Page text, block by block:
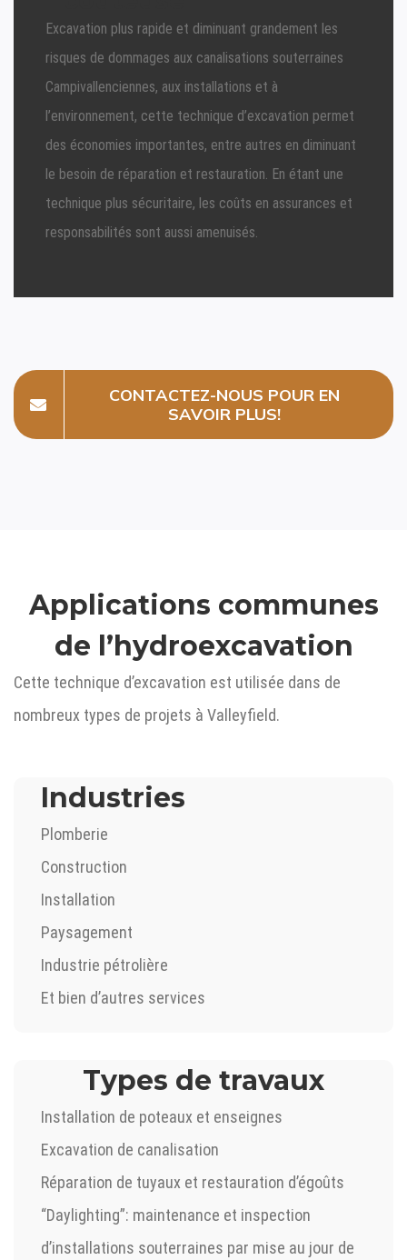
Excavation plus rapide et diminuant grandement les
risques de dommages aux canalisations souterraines
Campivallenciennes, aux installations et à
l’environnement, cette technique d’excavation permet
des économies importantes, entre autres en diminuant
le besoin de réparation et restauration. En étant une
technique plus sécuritaire, les coûts en assurances et
responsabilités sont aussi amenuisés.
CONTACTEZ-NOUS POUR EN
SAVOIR PLUS!
Applications communes
de l’hydroexcavation
Cette technique d’excavation est utilisée dans de
nombreux types de projets à Valleyfield.
Industries
Plomberie
Construction
Installation
Paysagement
Industrie pétrolière
Et bien d’autres services
Types de travaux
Installation de poteaux et enseignes
Excavation de canalisation
Réparation de tuyaux et restauration d’égoûts
“Daylighting”: maintenance et inspection
d’installations souterraines par mise au jour de